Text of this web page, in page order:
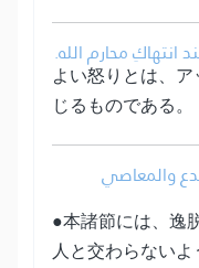
محارم الله.
よい怒りとは、
じるものである。
والمعاصي
●本諸節には、逸
人と交わらないよ